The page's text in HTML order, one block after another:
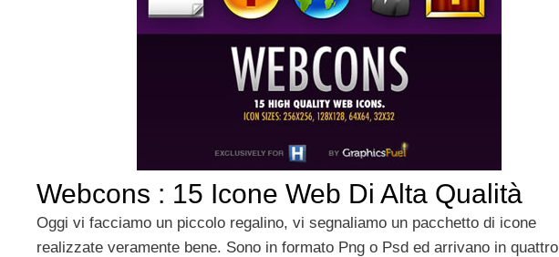
Webcons : 15 Icone Web Di Alta Qualità
Oggi vi facciamo un piccolo regalino, vi segnaliamo un pacchetto di icone
realizzate veramente bene. Sono in formato Png o Psd ed arrivano in quattro